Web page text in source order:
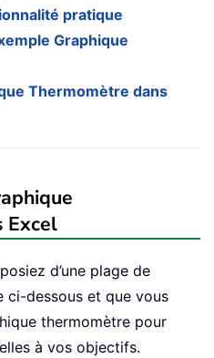
pratique
Graphique
Thermomètre dans
Excel
d’une plage de
ci-dessous et que vous
thermomètre pour
à vos objectifs.